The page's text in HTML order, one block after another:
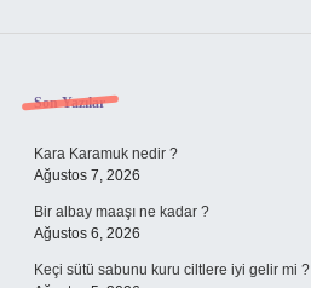
Sidebar
Son Yazılar
Kara Karamuk nedir ?
Ağustos 7, 2026
Bir albay maaşı ne kadar ?
Ağustos 6, 2026
Keçi sütü sabunu kuru ciltlere iyi gelir mi ?